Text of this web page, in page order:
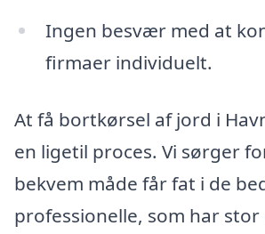
Ingen besvær med at
firmaer individuelt.
At få bortkørsel af jord i
en ligetil proces. Vi sørger
bekvem måde får fat i de
professionelle, som har